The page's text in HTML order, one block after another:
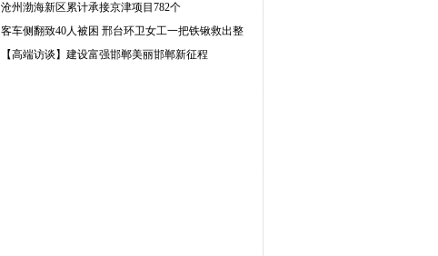
沧州渤海新区累计承接京津项目782个
客车侧翻致40人被困 邢台环卫女工一把铁锹救出整
【高端访谈】建设富强邯郸美丽邯郸新征程